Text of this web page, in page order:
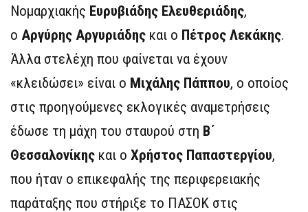
Νομαρχιακής Ευρυβιάδης Ελευθεριάδης,
ο Αργύρης Αργυριάδης και ο Πέτρος Λεκάκης.
Άλλα στελέχη που φαίνεται να έχουν
«κλειδώσει» είναι ο Μιχάλης Πάππου, ο οποίος
στις προηγούμενες εκλογικές αναμετρήσεις
έδωσε τη μάχη του σταυρού στη Β΄
Θεσσαλονίκης και ο Χρήστος Παπαστεργίου,
που ήταν ο επικεφαλής της περιφερειακής
παράταξης που στήριξε το ΠΑΣΟΚ στις